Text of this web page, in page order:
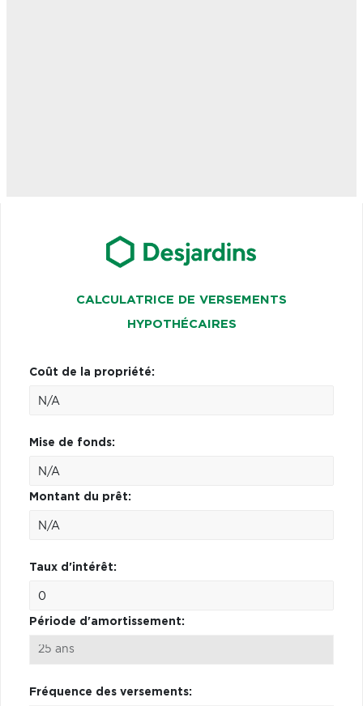
CALCULATRICE DE VERSEMENTS
HYPOTHÉCAIRES
Coût de la propriété:
Mise de fonds:
Montant du prêt:
Taux d'intérêt:
Période d'amortissement:
Fréquence des versements: